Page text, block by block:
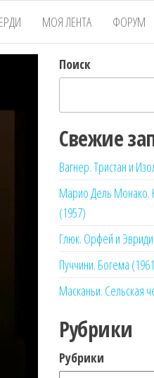
МОЯ ЛЕНТА ФОРУМ
Поиск
Свежие
Вагнер. Тристан и
Марио Дель Монако.
(1957)
Глюк. Орфей и
Пуччини. Богема
Масканьи. Сельская
Рубрики
Рубрики